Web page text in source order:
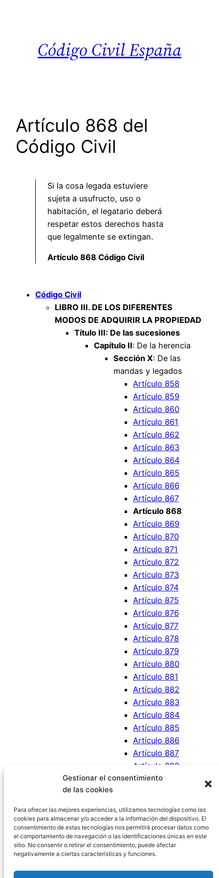
Gestionar el consentimiento
de las cookies
Para ofrecer las mejores experiencias, utilizamos tecnologías como las
cookies para almacenar y/o acceder a la información del dispositivo. El
consentimiento de estas tecnologías nos permitirá procesar datos como
el comportamiento de navegación o las identificaciones únicas en este
sitio. No consentir o retirar el consentimiento, puede afectar
negativamente a ciertas características y funciones.
Código Civil España
Artículo 868 del
Código Civil
Si la cosa legada estuviere
sujeta a usufructo, uso o
habitación, el legatario deberá
respetar estos derechos hasta
que legalmente se extingan.
Artículo 868 Código Civil
Código Civil
LIBRO III. DE LOS DIFERENTES
MODOS DE ADQUIRIR LA PROPIEDAD
Título III: De las sucesiones
Capítulo II: De la herencia
Sección X: De las
mandas y legados
Artículo 858
Artículo 859
Artículo 860
Artículo 861
Artículo 862
Artículo 863
Artículo 864
Artículo 865
Artículo 866
Artículo 867
Artículo 868
Artículo 869
Artículo 870
Artículo 871
Artículo 872
Artículo 873
Artículo 874
Artículo 875
Artículo 876
Artículo 877
Artículo 878
Artículo 879
Artículo 880
Artículo 881
Artículo 882
Artículo 883
Artículo 884
Artículo 885
Artículo 886
Artículo 887
Artículo 888
Artículo 889